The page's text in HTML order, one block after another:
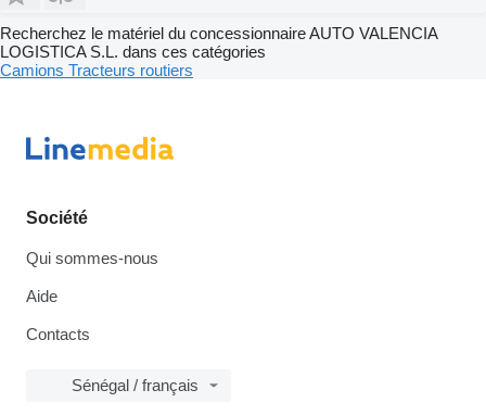
Recherchez le matériel du concessionnaire AUTO VALENCIA
LOGISTICA S.L. dans ces catégories
Camions Tracteurs routiers
Société
Qui sommes-nous
Aide
Contacts
Sénégal / français